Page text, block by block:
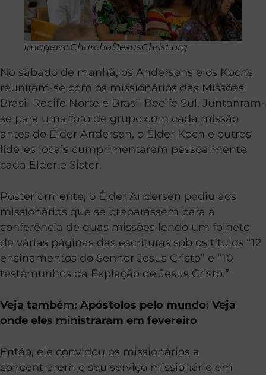
Imagem: ChurchofJesusChrist.org
No sábado de manhã, os Andersens e os Kochs
reuniram-se com os missionários das Missões
Brasil Recife Norte e Brasil Recife Sul. Juntanram-
se para uma foto de grupo com cada missão
antes do Élder Andersen, o Élder Koch e outros
líderes locais cumprimentarem pessoalmente
cada Élder e Sister.
Posteriormente, o Élder Andersen pediu aos
missionários que se preparassem para a
conferência de duas missões lendo um folheto
de várias páginas das escrituras sob os títulos “12
ensinamentos do Senhor Jesus Cristo” e “10
testemunhos da Expiação de Jesus Cristo.”
Veja também: Apóstolos pelo mundo: Veja
onde eles ministraram em fevereiro
Então, ele convidou os missionários a
concentrarem o seu serviço missionário em